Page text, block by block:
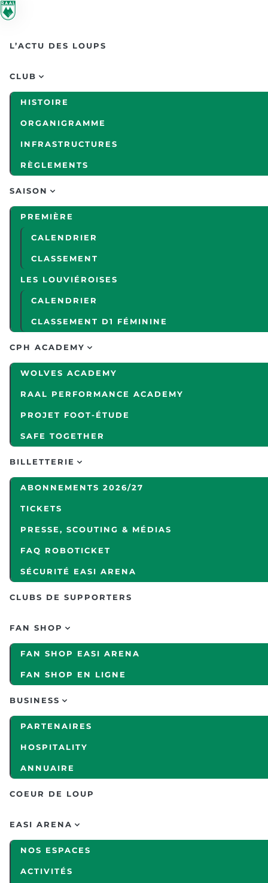
Skip to main content
L’ACTU DES LOUPS
CLUB
HISTOIRE
ORGANIGRAMME
INFRASTRUCTURES
RÈGLEMENTS
SAISON
PREMIÈRE
CALENDRIER
CLASSEMENT
LES LOUVIÉROISES
CALENDRIER
CLASSEMENT D1 FÉMININE
CPH ACADEMY
WOLVES ACADEMY
RAAL PERFORMANCE ACADEMY
PROJET FOOT-ÉTUDE
SAFE TOGETHER
BILLETTERIE
ABONNEMENTS 2026/27
TICKETS
PRESSE, SCOUTING & MÉDIAS
FAQ ROBOTICKET
SÉCURITÉ EASI ARENA
CLUBS DE SUPPORTERS
FAN SHOP
FAN SHOP EASI ARENA
FAN SHOP EN LIGNE
BUSINESS
PARTENAIRES
HOSPITALITY
ANNUAIRE
COEUR DE LOUP
EASI ARENA
NOS ESPACES
ACTIVITÉS